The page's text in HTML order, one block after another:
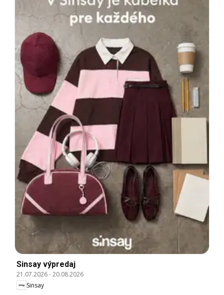
Sinsay výpredaj
21.07.2026-20.08.2026
Sinsay